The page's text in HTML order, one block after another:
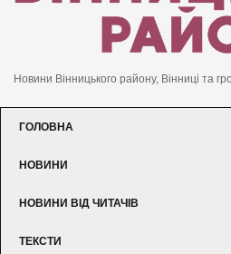
Новини Вінницького району, Вінниці та
ГОЛОВНА
НОВИНИ
НОВИНИ ВІД ЧИТАЧІВ
ТЕКСТИ